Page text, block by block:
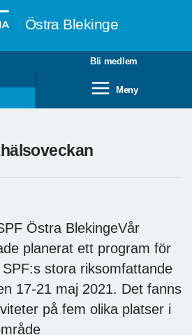
Östra Blekinge
Bli medlem
Meny
Östra BlekingeVår
planerat ett program för
stora riksomfattande
17-21 maj 2021. Det fanns
på fem olika platser i